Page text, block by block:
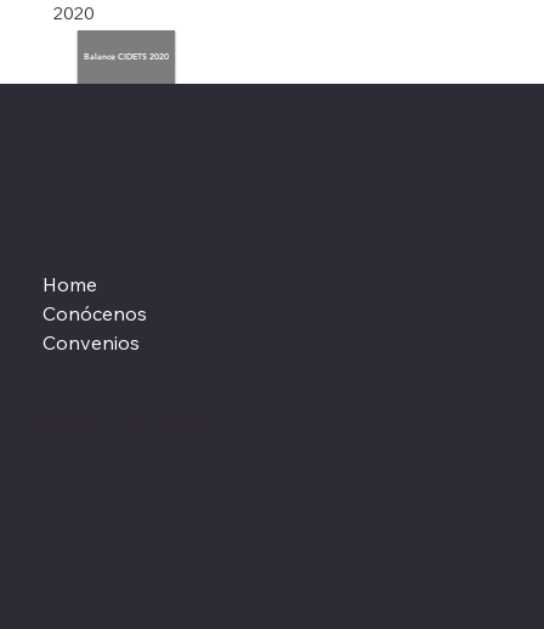
2020
Balance CIDETS 2020
Home
Conócenos
Convenios